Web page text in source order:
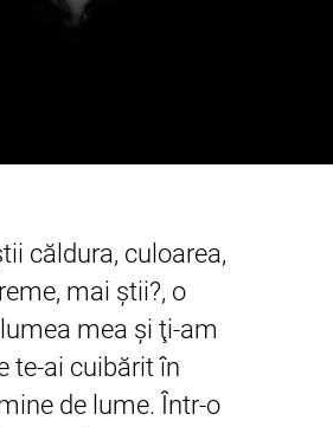
căldura, culoarea,
mai ştii?, o
mea şi ţi-am
te-ai cuibărit în
de lume. Într-o